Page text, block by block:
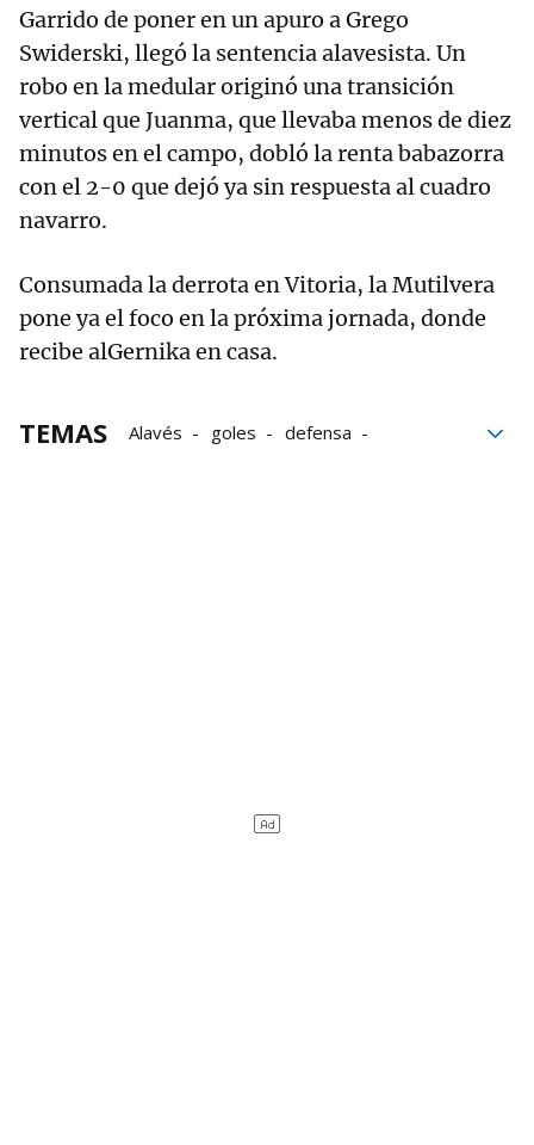
Garrido de poner en un apuro a Grego
Swiderski, llegó la sentencia alavesista. Un
robo en la medular originó una transición
vertical que Juanma, que llevaba menos de diez
minutos en el campo, dobló la renta babazorra
con el 2-0 que dejó ya sin respuesta al cuadro
navarro.
Consumada la derrota en Vitoria, la Mutilvera
pone ya el foco en la próxima jornada, donde
recibe alGernika en casa.
TEMAS Alavés goles
defensa